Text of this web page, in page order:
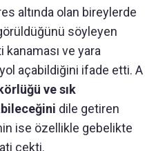
altında olan bireylerde
söyleyen
ve yara
açabildiğini ifade etti. A
ve sık
dile getiren
ise özellikle gebelikte
çekti.